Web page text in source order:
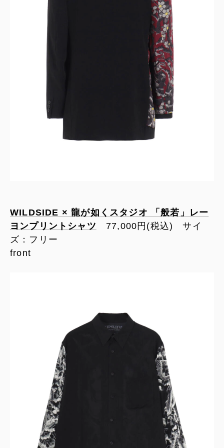
WILDSIDE × 龍が如くスタジオ 「般若」レー
ヨンプリントシャツ 77,000円(税込) サイ
ズ：フリー
front